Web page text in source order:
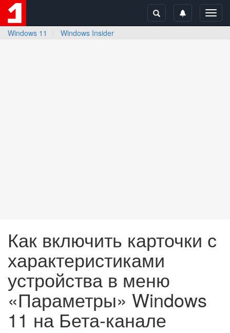
Windows 11
Windows Insider
Как включить карточки с
характеристиками
устройства в меню
«Параметры» Windows
11 на Бета-канале